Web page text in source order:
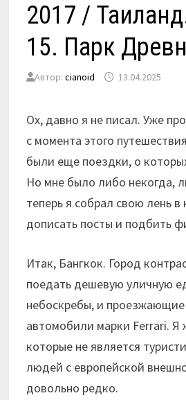
2017 /
15. Парк
Автор: cianoid 13.04.2025
Ох, давно я не писал. Уже
с момента этого
были еще поездки, о
Но мне было либо некогда,
теперь я собрал свою лень
дописать посты и подбить
Итак, Бангкок. Город
поедать дешевую уличную
небоскребы, и проезжающие
автомобили марки Ferrari. Я
которые не является
людей с европейской
довольно редко.